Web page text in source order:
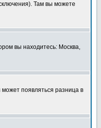
Там вы можете
вы находитесь: Москва,
появляться разница в